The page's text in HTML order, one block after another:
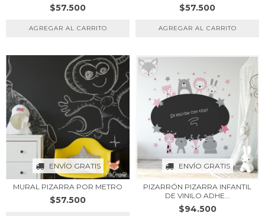
$57.500 $57.500
ENVÍO GRATIS
MURAL PIZARRA POR METRO
$57.500
ENVÍO GRATIS
PIZARRÓN PIZARRA INFANTIL
DE VINILO ADHE...
$94.500